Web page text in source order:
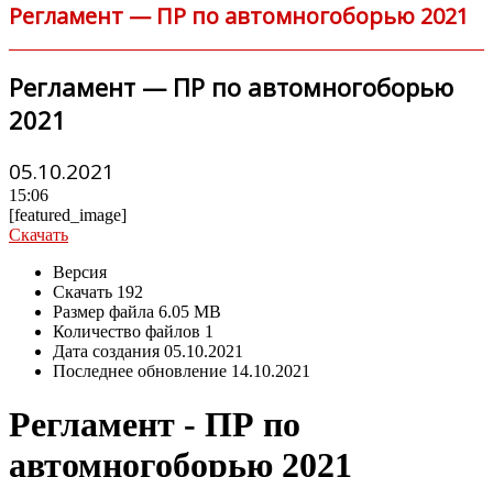
Регламент — ПР по автомногоборью 2021
Регламент — ПР по автомногоборью
2021
05.10.2021
15:06
[featured_image]
Скачать
Версия
Скачать 192
Размер файла 6.05 MB
Количество файлов 1
Дата создания 05.10.2021
Последнее обновление 14.10.2021
Регламент - ПР по
автомногоборью 2021